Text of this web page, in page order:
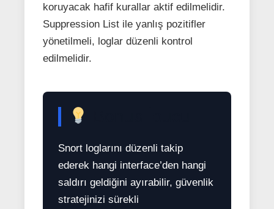
koruyacak hafif kurallar aktif edilmelidir.
Suppression List ile yanlış pozitifler
yönetilmeli, loglar düzenli kontrol
edilmelidir.
Snort loglarını düzenli takip
ederek hangi interface’den hangi
saldırı geldiğini ayırabilir, güvenlik
stratejinizi sürekli